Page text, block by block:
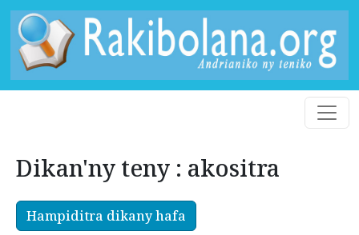
Dikan'ny teny : akositra
Hampiditra dikany hafa